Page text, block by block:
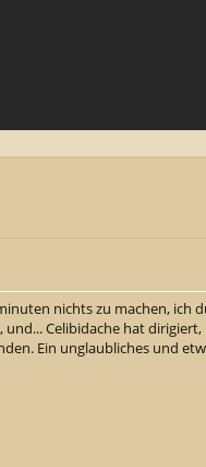
nichts zu machen, ich
Celibidache hat
Ein unglaubliches und